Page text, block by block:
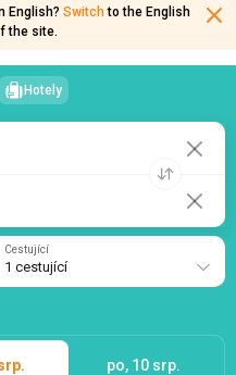
English? Switch to the English
the site.
Hotely
Cestující
1 cestující
po, 10 srp.